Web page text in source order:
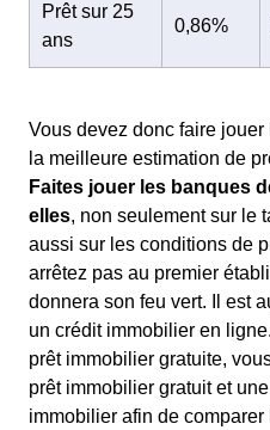
Prêt sur 25
ans
0,86%
Vous devez donc faire
la meilleure estimation de
Faites jouer les banques
elles, non seulement sur le
aussi sur les conditions de
arrêtez pas au premier
donnera son feu vert. Il est
un crédit immobilier en
prêt immobilier gratuite,
prêt immobilier gratuit et
immobilier afin de